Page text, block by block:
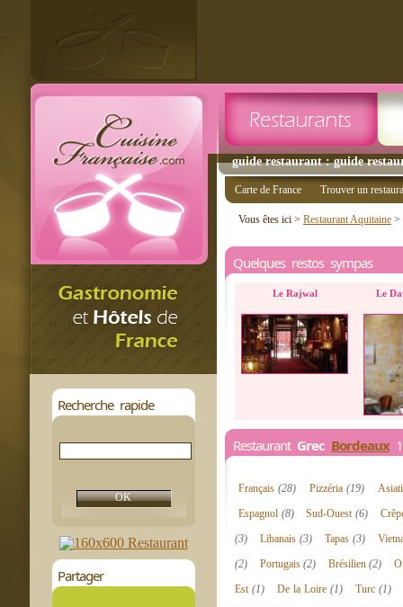
guide restaurant : guide
Recherche rapide
Partager
Carte de France Trouver un
Vous êtes ici > Restaurant Aquitaine >
Quelques restos sympas
Le Rajwal Le
Restaurant Grec Bordeaux1
Français(28) Pizzéria(19)
Espagnol (8) Sud-Ouest (6)
(3)
Libanais (3) Tapas (3)
(2)
Portugais (2) Brésilien (2)
Est (1) De la Loire (1) Turc (1)